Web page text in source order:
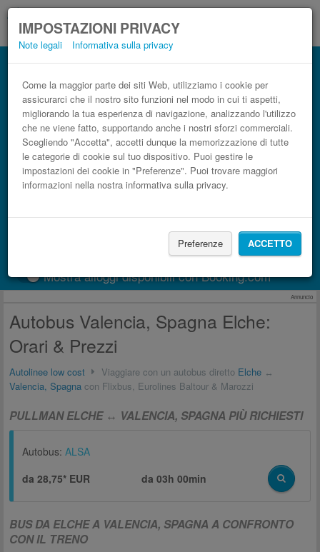
IMPOSTAZIONI PRIVACY
Note legali Informativa sulla privacy
Come la maggior parte dei siti Web, utilizziamo i cookie per
assicurarci che il nostro sito funzioni nel modo in cui ti aspetti,
migliorando la tua esperienza di navigazione, analizzando l'utilizzo
che ne viene fatto, supportando anche i nostri sforzi commerciali.
Scegliendo "Accetta", accetti dunque la memorizzazione di tutte
le categorie di cookie sul tuo dispositivo. Puoi gestire le
impostazioni dei cookie in "Preferenze". Puoi trovare maggiori
informazioni nella nostra informativa sulla privacy.
Preferenze ACCETTO
Autobus Elche Valencia, Spagna low cost
Prenota il biglietto del pullman più economico
Mostra alloggi disponibili con Booking.com
Annuncio
Autobus Valencia, Spagna Elche:
Orari & Prezzi
Autolinee low cost Viaggiare con un autobus diretto Elche ↔
Valencia, Spagna con Flixbus, Eurolines Baltour & Marozzi
PULLMAN ELCHE ↔ VALENCIA, SPAGNA PIÙ RICHIESTI
Autobus: ALSA
da 28,75* EUR
da03h 00min
BUS DA ELCHE A VALENCIA, SPAGNA A CONFRONTO
CON IL TRENO